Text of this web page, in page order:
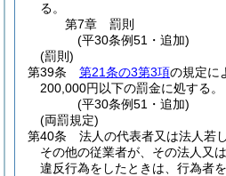
る。
第7章
罰則
(平30条例51・追加)
(罰則)
第39条
第21条の3第3項の規定に
200,000円以下の罰金に処する。
(平30条例51・追加)
(両罰規定)
第40条
法人の代表者又は法人若
その他の従業者が、その法人又
違反行為をしたときは、行為者